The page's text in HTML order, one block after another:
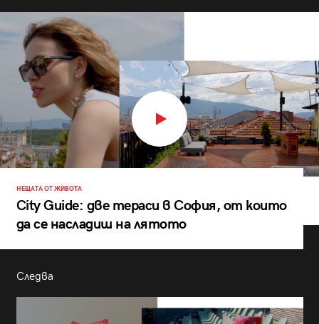
НЕЩАТА ОТ ЖИВОТА
City Guide: две тераси в София, от които
да се насладиш на лятото
Следва